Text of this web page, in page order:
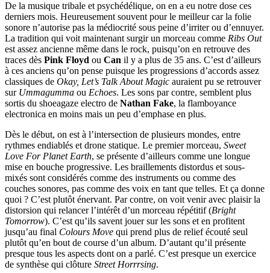
De la musique tribale et psychédélique, on en a eu notre dose ces
derniers mois. Heureusement souvent pour le meilleur car la folie
sonore n’autorise pas la médiocrité sous peine d’irriter ou d’ennuyer.
La tradition qui voit maintenant surgir un morceau comme Ribs Out
est assez ancienne même dans le rock, puisqu’on en retrouve des
traces dès Pink Floyd ou Can il y a plus de 35 ans. C’est d’ailleurs
à ces anciens qu’on pense puisque les progressions d’accords assez
classiques de Okay, Let’s Talk About Magic auraient pu se retrouver
sur Ummagumma ou Echoes. Les sons par contre, semblent plus
sortis du shoeagaze electro de Nathan Fake, la flamboyance
electronica en moins mais un peu d’emphase en plus.
Dès le début, on est à l’intersection de plusieurs mondes, entre
rythmes endiablés et drone statique. Le premier morceau, Sweet
Love For Planet Earth, se présente d’ailleurs comme une longue
mise en bouche progressive. Les braillements distordus et sous-
mixés sont considérés comme des instruments ou comme des
couches sonores, pas comme des voix en tant que telles. Et ça donne
quoi ? C’est plutôt énervant. Par contre, on voit venir avec plaisir la
distorsion qui relancer l’intérêt d’un morceau répétitif (Bright
Tomorrow). C’est qu’ils savent jouer sur les sons et en profitent
jusqu’au final Colours Move qui prend plus de relief écouté seul
plutôt qu’en bout de course d’un album. D’autant qu’il présente
presque tous les aspects dont on a parlé. C’est presque un exercice
de synthèse qui clôture Street Horrrsing.